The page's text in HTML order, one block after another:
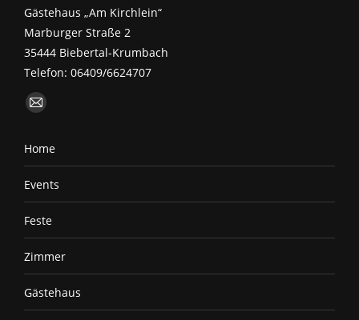
Gästehaus „Am Kirchlein“
Marburger Straße 2
35444 Biebertal-Krumbach
Telefon: 06409/6624707
Finden Sie uns auf:
E-
page
new
window
Home
Events
Feste
Zimmer
Gästehaus